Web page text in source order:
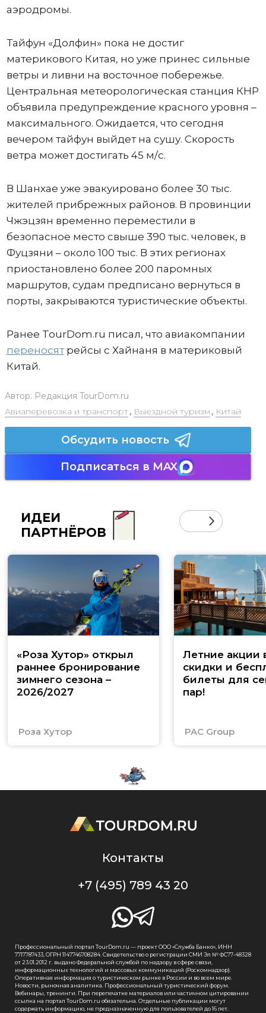
аэродромы.
Тайфун «Долфин» пока не достиг
материкового Китая, но уже принес сильные
ветры и ливни на восточное побережье.
Центральная метеорологическая станция КНР
объявила предупреждение красного уровня –
максимального. Ожидается, что сегодня
вечером тайфун выйдет на сушу. Скорость
ветра может достигать 45 м/с.
В Шанхае уже эвакуировано более 30 тыс.
жителей прибрежных районов. В провинции
Чжэцзян временно переместили в
безопасное место свыше 390 тыс. человек, в
Фуцзяни – около 100 тыс. В этих регионах
приостановлено более 200 паромных
маршрутов, судам предписано вернуться в
порты, закрываются туристические объекты.
Ранее TourDom.ru писал, что авиакомпании
переносятрейсы с Хайнаня в материковый
Китай.
Автор: Редакция TourDom.ru
Авиаперевозка и транспорт, Выездной туризм , Китай
Обсудить новость
Подписаться в MAX
ИДЕИ
ПАРТНЁРОВ
«Роза Хутор» открыл
раннее бронирование
зимнего сезона –
2026/2027
Роза Хутор
Летние акции
скидки и
билеты для
пар!
PAC Group
Контакты
+7 (495) 789 43 20
Профессиональный портал TourDom.ru — проект ООО «Служба Банко», ИНН
7717787433, ОГРН 1147746708284. Свидетельство о регистрации СМИ Эл № ФС77-48328
от 23.01.2012 г. выдано Федеральной службой по надзору в сфере связи,
информационных технологий и массовых коммуникаций (Роскомнадзор).
Оперативная информация о туристическом рынке в России и во всем мире.
Новости, рыночная аналитика. Профессиональный туристический форум.
Вебинары, тренинги. При перепечатке материалов или частичном цитировании
ссылка на портал TourDom.ru обязательна. Отдельные публикации могут
содержать информацию, не предназначенную для пользователей до 16 лет.